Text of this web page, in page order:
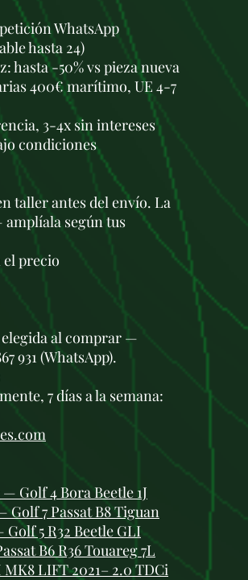
WhatsApp
hasta 24)
hasta -50% vs pieza nueva
400€ marítimo, UE 4-7
3-4x sin intereses
condiciones
taller antes del envío. La
amplíala según tus
el precio
al comprar —
931 (WhatsApp).
7 días a la semana:
Golf 4 Bora Beetle 1J
Golf 7 Passat B8 Tiguan
Golf 5 R32 Beetle GLI
B6 R36 Touareg 7L
LIFT 2021– 2.0 TDCi